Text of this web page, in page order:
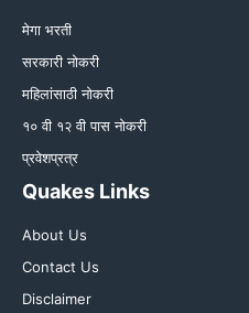
मेगा भरती
सरकारी नोकरी
महिलांसाठी नोकरी
१० वी १२ वी पास नोकरी
प्रवेशप्रत्र
Quakes Links
About Us
Contact Us
Disclaimer